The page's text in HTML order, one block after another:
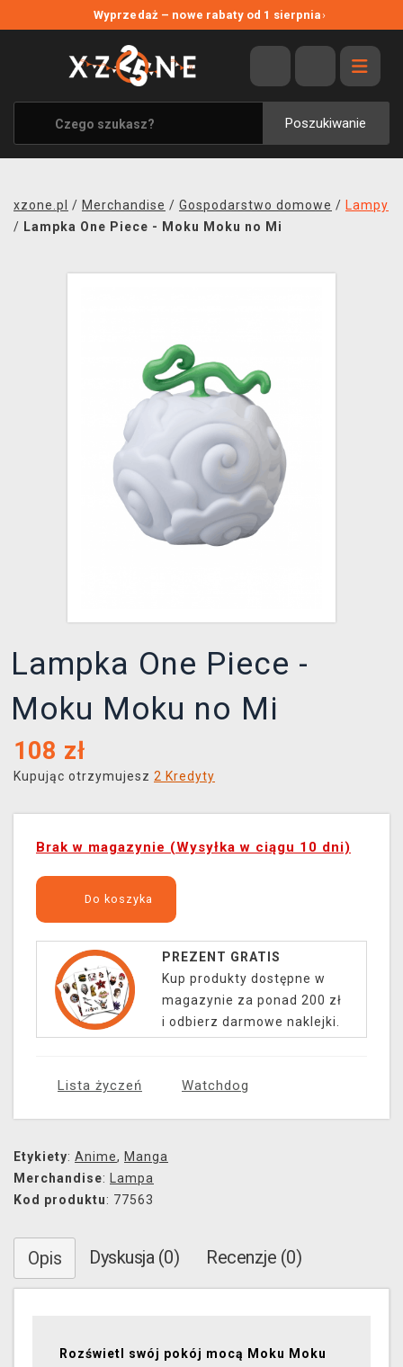
Wyprzedaż – nowe rabaty od 1 sierpnia›
Poszukiwanie
WYPRZEDAŻ
WSZYSTKIE MARKI
XZONE ORIGINALS
UBRANIA I AKCESORIA
SOUNDTRACKI
xzone.pl / Merchandise / Gospodarstwo domowe / Lampy
/ Lampka One Piece - Moku Moku no Mi
Lampka One Piece -
Moku Moku no Mi
108 zł
Kupując otrzymujesz 2 Kredyty
Brak w magazynie (Wysyłka w ciągu 10 dni)
Do koszyka
PREZENT GRATIS
Kup produkty dostępne w
magazynie za ponad 200 zł
i odbierz darmowe naklejki.
Lista życzeń Watchdog
Etykiety: Anime, Manga
Merchandise: Lampa
Kod produktu: 77563
Opis Dyskusja (0) Recenzje (0)
Rozświetl swój pokój mocą Moku Moku